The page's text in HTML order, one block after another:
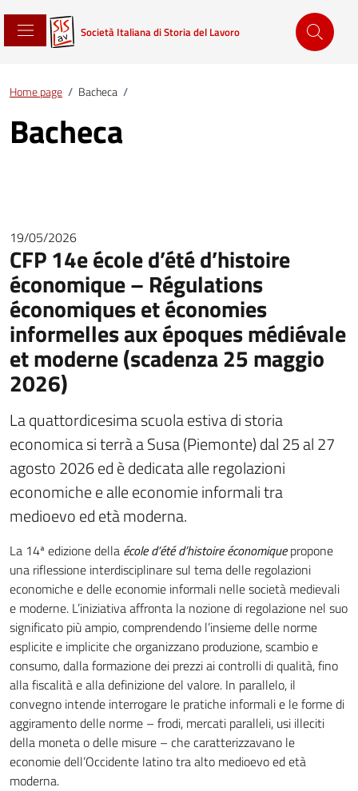
Società Italiana di Storia del Lavoro
Home page / Bacheca /
Bacheca
19/05/2026
CFP 14e école d’été d’histoire
économique – Régulations
économiques et économies
informelles aux époques médiévale
et moderne (scadenza 25 maggio
2026)
La quattordicesima scuola estiva di storia
economica si terrà a Susa (Piemonte) dal 25 al 27
agosto 2026 ed è dedicata alle regolazioni
economiche e alle economie informali tra
medioevo ed età moderna.
La 14ª edizione della école d’été d’histoire économiquepropone
una riflessione interdisciplinare sul tema delle regolazioni
economiche e delle economie informali nelle società medievali
e moderne. L’iniziativa affronta la nozione di regolazione nel suo
significato più ampio, comprendendo l’insieme delle norme
esplicite e implicite che organizzano produzione, scambio e
consumo, dalla formazione dei prezzi ai controlli di qualità, fino
alla fiscalità e alla definizione del valore. In parallelo, il
convegno intende interrogare le pratiche informali e le forme di
aggiramento delle norme – frodi, mercati paralleli, usi illeciti
della moneta o delle misure – che caratterizzavano le
economie dell’Occidente latino tra alto medioevo ed età
moderna.